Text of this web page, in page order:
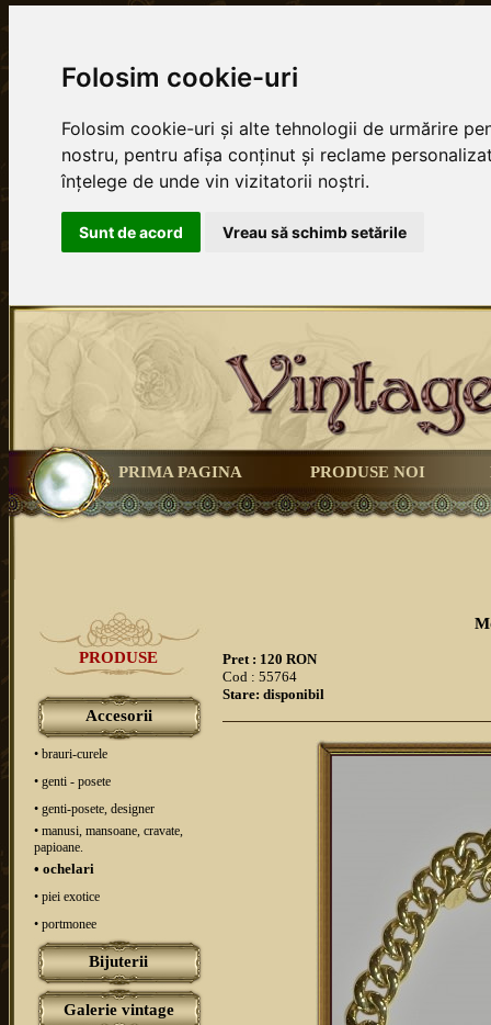
Folosim cookie-uri
Folosim cookie-uri și alte tehnologii de urmărire
nostru, pentru afișa conținut și reclame
înțelege de unde vin vizitatorii noștri.
Sunt de acord Vreau să schimb setările
PRIMA PAGINA PRODUSE NOI
PRODUSE
Accesorii
• brauri-curele
• genti - posete
• genti-posete, designer
• manusi, mansoane, cravate,
papioane.
• ochelari
• piei exotice
• portmonee
Bijuterii
Galerie vintage
Pret : 120 RON
Cod : 55764
Stare: disponibil